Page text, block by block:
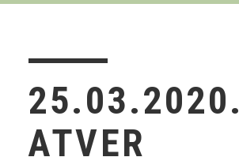
25.03.2020.
ATVER